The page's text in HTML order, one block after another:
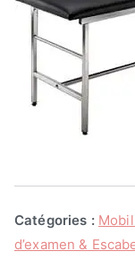
Catégories :
d’examen &